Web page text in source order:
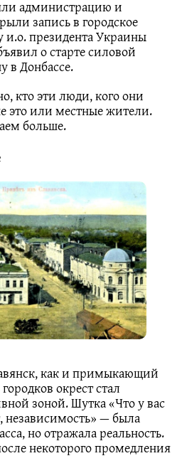
администрацию и
запись в городское
и.о. президента Украины
о старте силовой
в Донбассе.
кто эти люди, кого они
это или местные жители.
больше.
как и примыкающий
окрест стал
зоной. Шутка «Что у вас
независимость» — была
но отражала реальность.
некоторого промедления